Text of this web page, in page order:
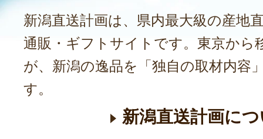
新潟直送計画は、県内最大級の産地
通販・ギフトサイトです。東京から
が、新潟の逸品を「独自の取材内容
す。
新潟直送計画に